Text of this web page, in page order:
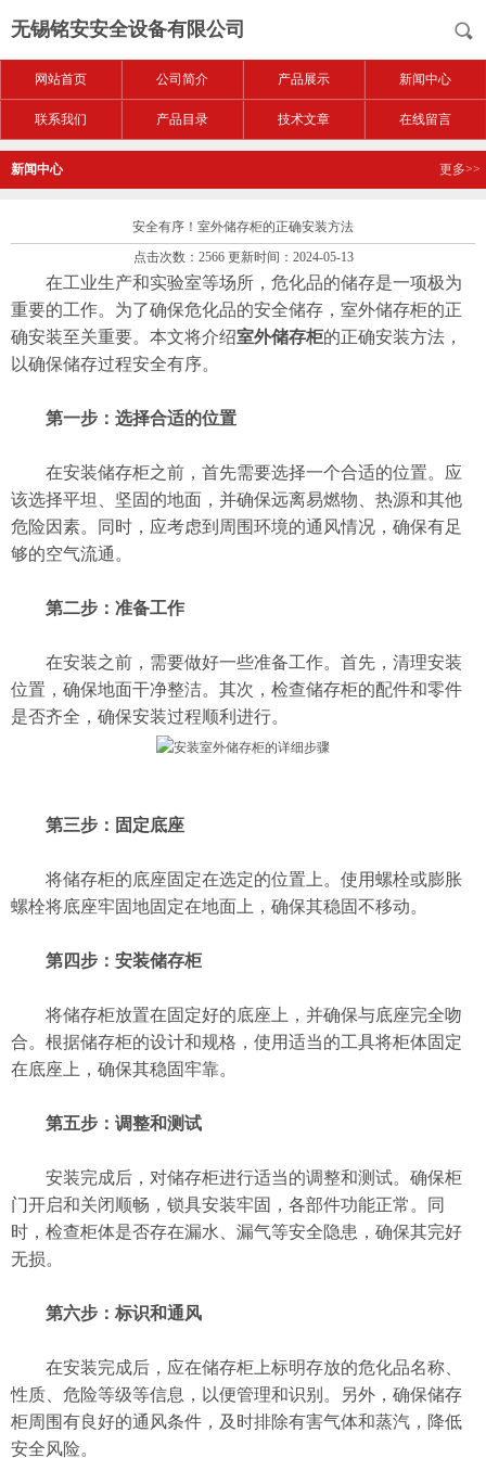
无锡铭安安全设备有限公司
网站首页 公司简介 产品展示 新闻中心
联系我们 产品目录 技术文章 在线留言
新闻中心 更多>>
安全有序！室外储存柜的正确安装方法
点击次数：2566 更新时间：2024-05-13
在工业生产和实验室等场所，危化品的储存是一项极为
重要的工作。为了确保危化品的安全储存，室外储存柜的正
确安装至关重要。本文将介绍室外储存柜的正确安装方法，
以确保储存过程安全有序。
第一步：选择合适的位置
在安装储存柜之前，首先需要选择一个合适的位置。应
该选择平坦、坚固的地面，并确保远离易燃物、热源和其他
危险因素。同时，应考虑到周围环境的通风情况，确保有足
够的空气流通。
第二步：准备工作
在安装之前，需要做好一些准备工作。首先，清理安装
位置，确保地面干净整洁。其次，检查储存柜的配件和零件
是否齐全，确保安装过程顺利进行。
第三步：固定底座
将储存柜的底座固定在选定的位置上。使用螺栓或膨胀
螺栓将底座牢固地固定在地面上，确保其稳固不移动。
第四步：安装储存柜
将储存柜放置在固定好的底座上，并确保与底座完全吻
合。根据储存柜的设计和规格，使用适当的工具将柜体固定
在底座上，确保其稳固牢靠。
第五步：调整和测试
安装完成后，对储存柜进行适当的调整和测试。确保柜
门开启和关闭顺畅，锁具安装牢固，各部件功能正常。同
时，检查柜体是否存在漏水、漏气等安全隐患，确保其完好
无损。
第六步：标识和通风
在安装完成后，应在储存柜上标明存放的危化品名称、
性质、危险等级等信息，以便管理和识别。另外，确保储存
柜周围有良好的通风条件，及时排除有害气体和蒸汽，降低
安全风险。